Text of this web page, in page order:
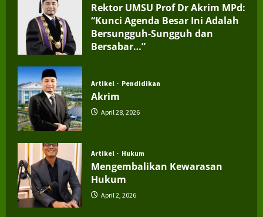
Rektor UMSU Prof Dr Akrim MPd:
“Kunci Agenda Besar Ini Adalah
Bersungguh-Sungguh dan
Bersabar…”
Artikel Pendidikan
Akrim
April 28, 2026
Artikel Hukum
Mengembalikan Kewarasan
Hukum
April 2, 2026